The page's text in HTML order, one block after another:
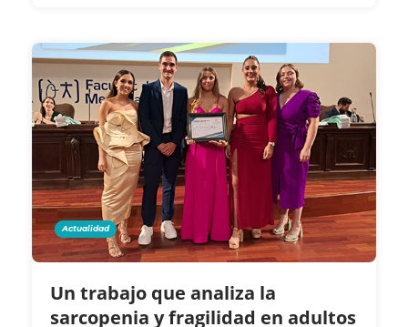
Actualidad
Un trabajo que analiza la
sarcopenia y fragilidad en adultos